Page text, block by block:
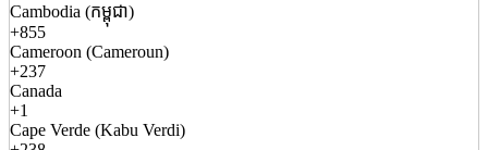
Cambodia (កម្ពុជា)
+855
Cameroon (Cameroun)
+237
Canada
+1
Cape Verde (Kabu Verdi)